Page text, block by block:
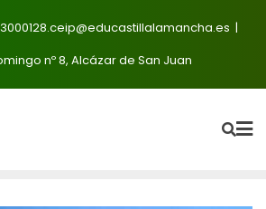
nº 8, Alcázar de San Juan